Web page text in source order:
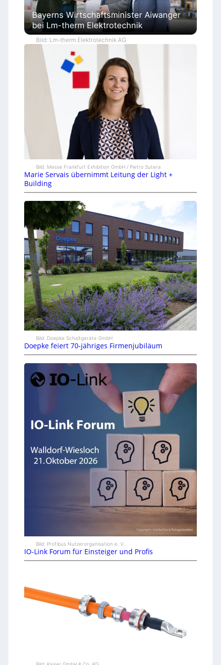
Bayerns Wirtschaftsminister Aiwanger
bei Lm-therm Elektrotechnik
Bild: Lm-therm Elektrotechnik AG
Bild: Messe Frankfurt Exhibition GmbH / Pietro Sutera
Marie Servais übernimmt Leitung der Light +
Building
Bild: Doepke Schaltgeräte GmbH
Doepke feiert 70-jähriges Firmenjubiläum
Bild: Profibus Nutzerorganisation e. V.
IO-Link Forum für Einsteiger und Profis